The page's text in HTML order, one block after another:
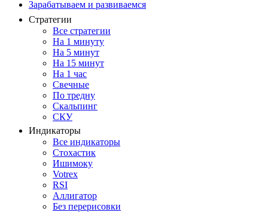
Зарабатываем и развиваемся
Стратегии
Все стратегии
На 1 минуту
На 5 минут
На 15 минут
На 1 час
Свечные
По тредну
Скальпинг
СКУ
Индикаторы
Все индикаторы
Стохастик
Ишимоку
Votrex
RSI
Аллигатор
Без перерисовки